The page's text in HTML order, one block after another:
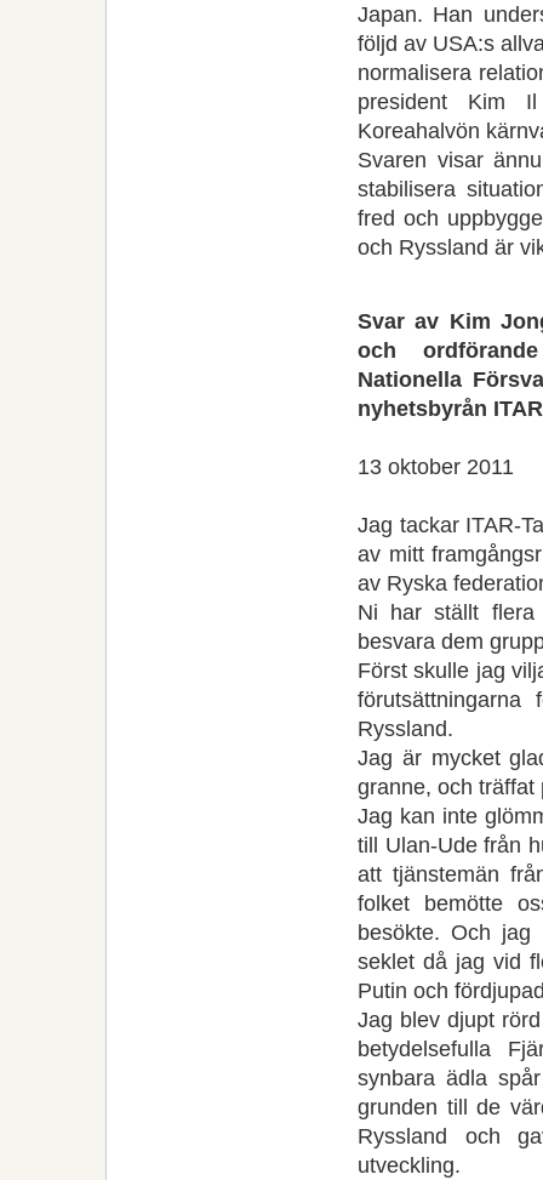
Japan. Han
följd av USA:s
normalisera
president Kim
Koreahalvön
Svaren visar
stabilisera
fred och
och Ryssland är
Svar av Kim
och
Nationella
nyhetsbyrån
13 oktober 2011
Jag tackar ITAR-
av mitt
av Ryska
Ni har ställt flera
besvara dem
Först skulle jag
Ryssland.
Jag är mycket
granne, och träffat
Jag kan inte
till Ulan-Ude från
att tjänstemän
folket bemötte
besökte. Och
seklet då jag vid
Putin och
Jag blev djupt
betydelsefulla
synbara ädla
grunden till de
Ryssland och
utveckling.